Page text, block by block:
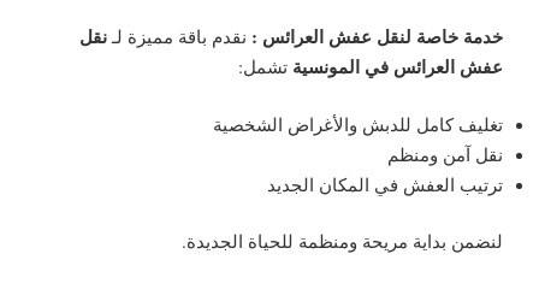
خدمة خاصة لنقل عفش العرائس : نقدم باقة مميزة لـنقل
عفش العرائس في المونسية تشمل:
تغليف كامل للدبش والأغراض الشخصية
نقل آمن ومنظم
ترتيب العفش في المكان الجديد
لنضمن بداية مريحة ومنظمة للحياة الجديدة.